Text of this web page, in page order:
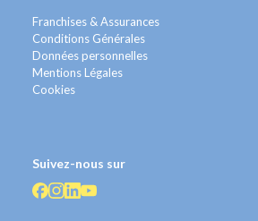
Franchises & Assurances
Conditions Générales
Données personnelles
Mentions Légales
Cookies
Suivez-nous sur